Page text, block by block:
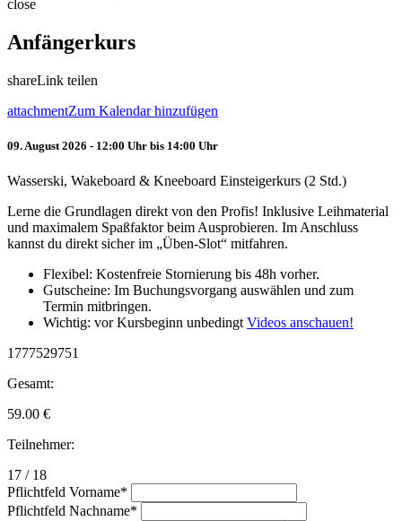
close
Anfängerkurs
shareLink teilen
attachmentZum Kalendar hinzufügen
09. August 2026 - 12:00 Uhr bis 14:00 Uhr
Wasserski, Wakeboard & Kneeboard Einsteigerkurs (2 Std.)
Lerne die Grundlagen direkt von den Profis! Inklusive Leihmaterial
und maximalem Spaßfaktor beim Ausprobieren. Im Anschluss
kannst du direkt sicher im „Üben-Slot“ mitfahren.
Flexibel: Kostenfreie Stornierung bis 48h vorher.
Gutscheine: Im Buchungsvorgang auswählen und zum
Termin mitbringen.
Wichtig: vor Kursbeginn unbedingt Videos anschauen!
1777529751
Gesamt:
59.00 €
Teilnehmer:
17 / 18
Pflichtfeld Vorname*
Pflichtfeld Nachname*